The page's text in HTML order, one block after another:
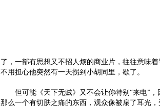
了，一部有思想又不招人烦的商业片，往往意
不用担心他突然有一天拐到小胡同里，歇了。
但可能《天下无贼》又不会让你特别“来电”，
那么一个有切肤之痛的东西，观众像被扇了耳光